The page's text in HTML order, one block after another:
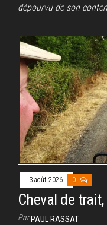
dépourvu de son
3 août 2026 0
Cheval de
ParPAUL RASSAT